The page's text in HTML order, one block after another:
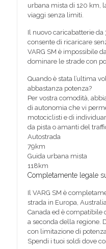
urbana mista di 120 km,
viaggi senza limiti.
Il nuovo caricabatterie da
consente di ricaricare
VARG SM è impossibile
dominare le strade con
Quando è stata l’ultima
abbastanza potenza?
Per vostra comodità,
di autonomia che vi
motociclisti e di
da pista o amanti del
Autostrada
79 km
Guida urbana mista
118 km
Completamente legale
Il VARG SM è
strada in Europa,
Canada ed è compatibile
a seconda della regione.
con limitazione di
Spendi i tuoi soldi dove